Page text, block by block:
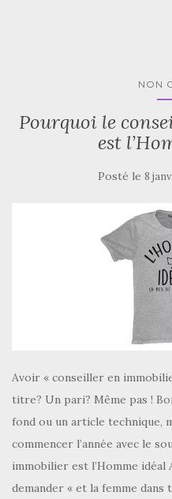
NON
Pourquoi le
est
Posté le 8
Avoir « conseiller en
titre? Un pari? Même pas !
fond ou un article technique,
commencer l’année avec le
immobilier est l’Homme idéal
demander « et la femme